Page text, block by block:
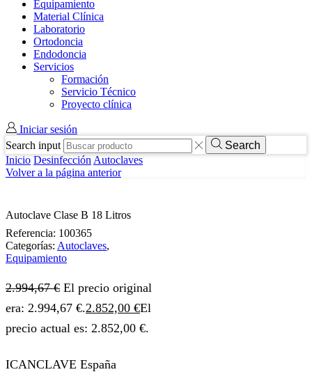
Equipamiento
Material Clínica
Laboratorio
Ortodoncia
Endodoncia
Servicios
Formación
Servicio Técnico
Proyecto clínica
Iniciar sesión
Search input
Search
Inicio DesinfecciónAutoclaves
Volver a la página anterior
Autoclave Clase B 18 Litros
Referencia: 100365
Categorías: Autoclaves,
Equipamiento
2.994,67€ El precio original
era: 2.994,67 €.2.852,00 €El
precio actual es: 2.852,00 €.
ICANCLAVE España